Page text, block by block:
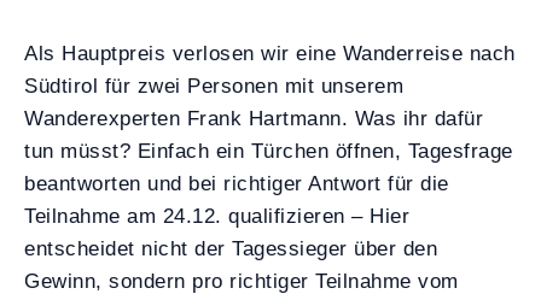
Als Hauptpreis verlosen wir eine Wanderreise nach
Südtirol für zwei Personen mit unserem
Wanderexperten Frank Hartmann. Was ihr dafür
tun müsst? Einfach ein Türchen öffnen, Tagesfrage
beantworten und bei richtiger Antwort für die
Teilnahme am 24.12. qualifizieren – Hier
entscheidet nicht der Tagessieger über den
Gewinn, sondern pro richtiger Teilnahme vom